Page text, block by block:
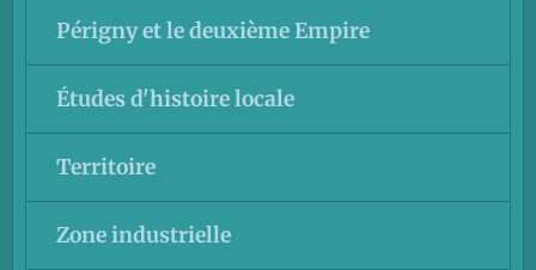
Périgny et le deuxième Empire
Études d'histoire locale
Territoire
Zone industrielle